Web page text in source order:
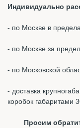
Индивидуально
- по Москве в
- по Москве за
- по Московской
- доставка
коробок габаритами
Просим